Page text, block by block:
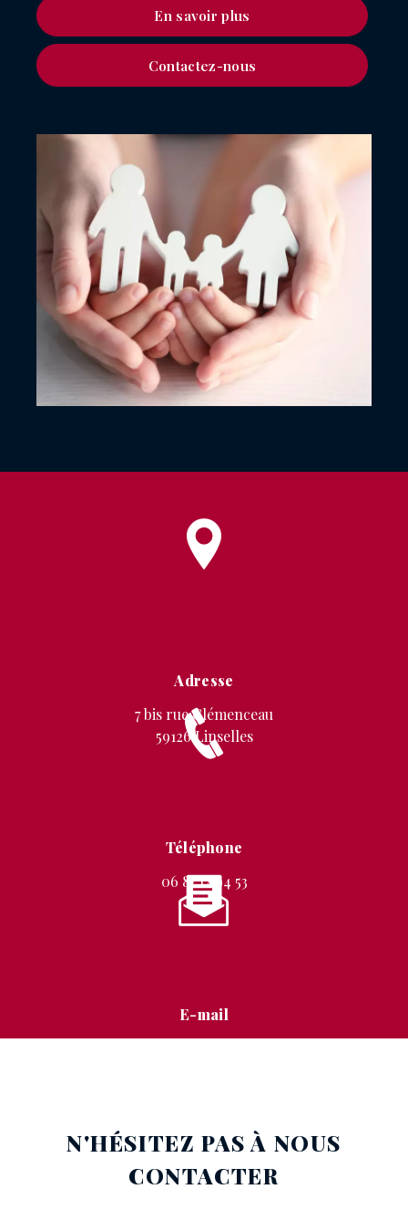
En savoir plus
Contactez-nous
Adresse
7 bis rue Clémenceau
59126 Linselles
Téléphone
06 87 12 94 53
E-mail
N'HÉSITEZ PAS À NOUS
CONTACTER